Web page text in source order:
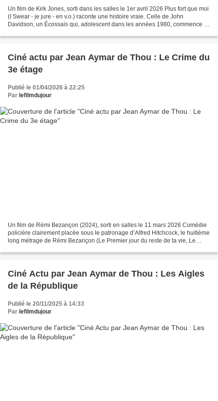
Un film de Kirk Jones, sorti dans les salles le 1er avril 2026 Plus fort que moi
(I Swear - je jure - en v.o.) raconte une histoire vraie. Celle de John
Davidson, un Écossais qui, adolescent dans les années 1980, commence à
Ciné actu par Jean Aymar de Thou : Le Crime du
3e étage
Publié le 01/04/2026 à 22:25
Par lefilmdujour
Un film de Rémi Bezançon (2024), sorti en salles le 11 mars 2026 Comédie
policière clairement placée sous le patronage d’Alfred Hitchcock, le huitième
long métrage de Rémi Bezançon (Le Premier jour du reste de ta vie, Le
Ciné Actu par Jean Aymar de Thou : Les Aigles
de la République
Publié le 20/11/2025 à 14:33
Par lefilmdujour